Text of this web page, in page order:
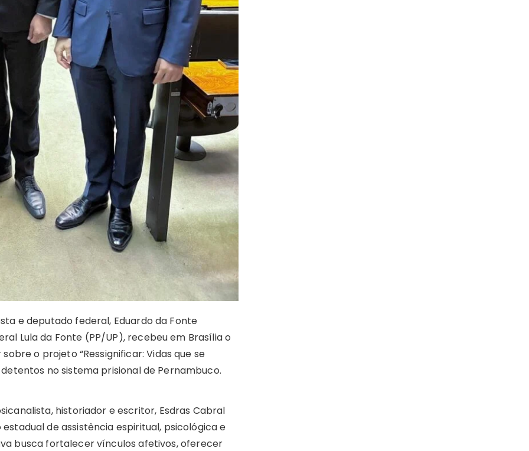
e deputado federal, Eduardo da Fonte
Lula da Fonte (PP/UP), recebeu em Brasília o
o projeto “Ressignificar: Vidas que se
no sistema prisional de Pernambuco.
historiador e escritor, Esdras Cabral
de assistência espiritual, psicológica e
busca fortalecer vínculos afetivos, oferecer